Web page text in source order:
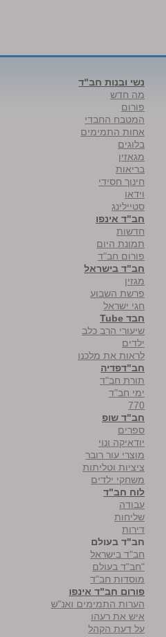
נשי ובנות חב"ד
מה חדש
פורום
המטבח החבדי
אחות התמימים
בלוגים
מגאזין
בריאות
חינוך חסידי
וידאו
סטיילינג
חב"ד אינפו
חדשות
תמונת היום
פורום חב"ד
חב"ד בישראל
מגזין
פרשת השבוע
חגי ישראל
חבד Tube
שיעורי הרב כלב
ילדים
לראות את מלכנו
חב"דפדיה
תורת חב"ד
ימי חב"ד
770
חב"ד שופ
ספרים
יודאיקה ונוי
מוצרי עור רובר
ציציות וטליתות
משחקי ילדים
לוח חב"ד
עבודה
שליחות
דירות
חב"ד בעולם
חב"ד בישראל
"חב"ד בעולם
מוסדות חב"ד
פורום חב"ד אינפו
הערות התמימים ואנ"ש
איש את רעהו
על דעת הקהל